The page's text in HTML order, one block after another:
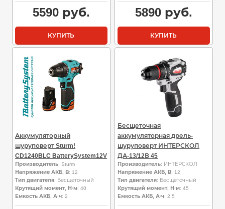
5590руб.
КУПИТЬ
5890руб.
КУПИТЬ
Аккумуляторный
шуруповерт Sturm!
CD1240BLC BatterySystem12V
Производитель: Sturm
Напряжение АКБ, В: 12
Тип двигателя: Бесщеточный
Крутящий момент, Н·м: 40
Емкость АКБ, А·ч: 2
Бесщеточная
аккумуляторная дрель-
шуруповерт ИНТЕРСКОЛ
ДА-13/12В 45
Производитель: ИНТЕРСКОЛ
Напряжение АКБ, В: 12
Тип двигателя: Бесщеточный
Крутящий момент, Н·м: 45
Емкость АКБ, А·ч: 2.5